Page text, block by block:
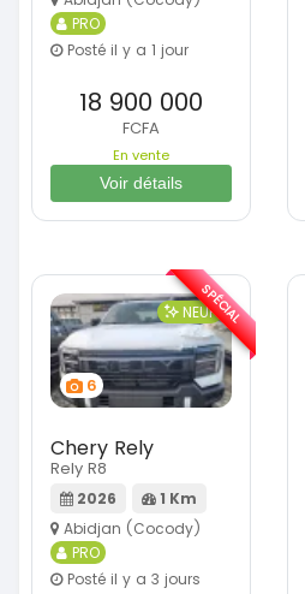
PRO
Posté il y a 1 jour
18 900 000
FCFA
En vente
Voir détails
6
NEUF
Chery Rely
Rely R8
2026
1 Km
Abidjan (Cocody)
PRO
Posté il y a 3 jours
SPÉCIAL